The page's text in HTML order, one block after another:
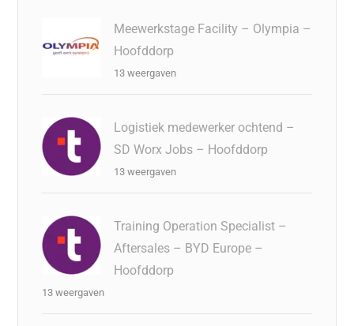
Meewerkstage Facility – Olympia –
Hoofddorp
13 weergaven
Logistiek medewerker ochtend –
SD Worx Jobs – Hoofddorp
13 weergaven
Training Operation Specialist –
Aftersales – BYD Europe –
Hoofddorp
13 weergaven